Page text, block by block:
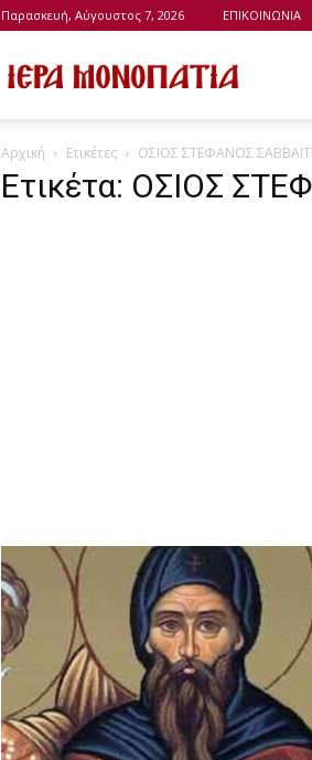
Παρασκευή, Αύγουστος 7, 2026 ΕΠΙΚΟΙΝΩΝΙΑ
Αρχική Ετικέτες ΟΣΙΟΣ ΣΤΕΦΑΝΟΣ
Ετικέτα: ΟΣΙΟΣ